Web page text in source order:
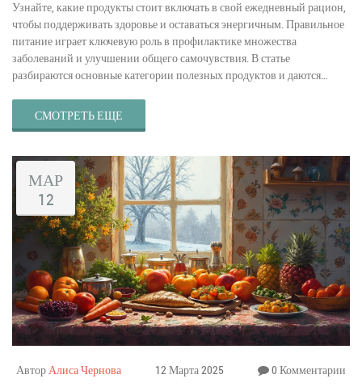
Узнайте, какие продукты стоит включать в свой ежедневный рацион,
чтобы поддерживать здоровье и оставаться энергичным. Правильное
питание играет ключевую роль в профилактике множества
заболеваний и улучшении общего самочувствия. В статье
разбираются основные категории полезных продуктов и даются
факты, которые помогут сделать ваш рацион более
сбалансированным и разнообразным. Прочтите и узнайте, как внести
СМОТРЕТЬ ЕЩЕ
МАР
12
АвторАлиса Чернова 12 Марта 2025 0 Комментарии